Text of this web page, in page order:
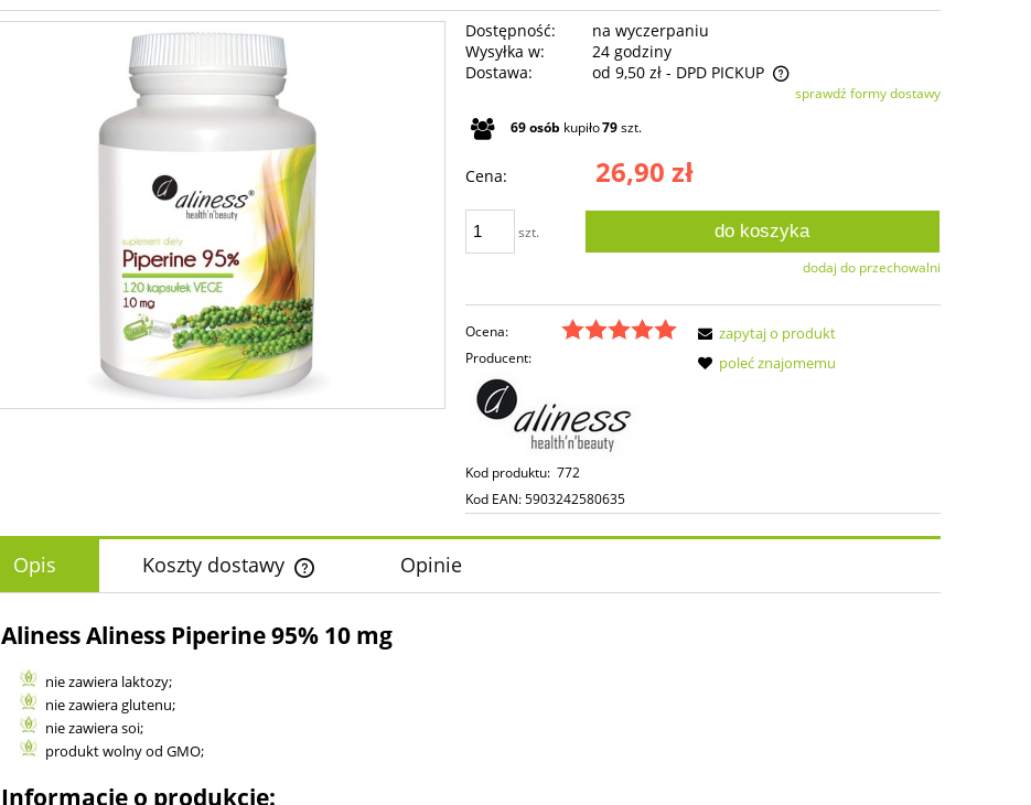
Dostępność:
na wyczerpaniu
Wysyłka w:
24 godziny
Dostawa:
od 9,50 zł - DPD PICKUP
Cena nie zawiera ewentualnych kosztów
płatności
sprawdź formy dostawy
69osób kupiło79szt.
Cena: 26,90 zł
szt. do koszyka
dodaj do przechowalni
Ocena:
Producent:
Kod produktu: 772
Kod EAN:5903242580635
zapytaj o produkt
poleć znajomemu
Opis Koszty dostawy
Cena nie zawiera ewentualnych kosztów
płatności
Opinie
Aliness Aliness Piperine 95% 10 mg
nie zawiera laktozy;
nie zawiera glutenu;
nie zawiera soi;
produkt wolny od GMO;
Informacje o produkcie: